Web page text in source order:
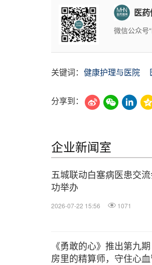
医
微信公众号
关键词： 健康护理与医院
分享到：
企业新闻室
五城联动白塞病医患交
功举办
2026-07-22 15:56 1071
《勇敢的心》推出第九
房里的精算师，守住心